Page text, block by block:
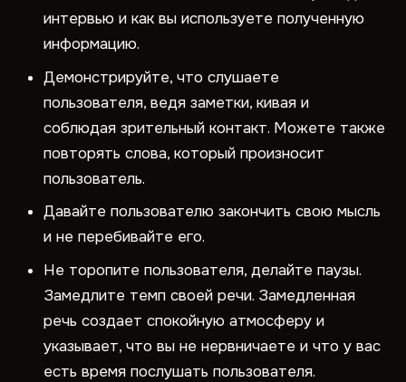
интервью и как вы используете полученную
информацию.
Демонстрируйте, что слушаете
пользователя, ведя заметки, кивая и
соблюдая зрительный контакт. Можете также
повторять слова, который произносит
пользователь.
Давайте пользователю закончить свою мысль
и не перебивайте его.
Не торопите пользователя, делайте паузы.
Замедлите темп своей речи. Замедленная
речь создает спокойную атмосферу и
указывает, что вы не нервничаете и что у вас
есть время послушать пользователя.